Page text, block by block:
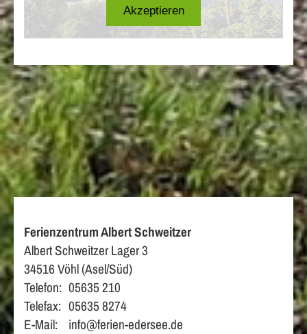
Ferienzentrum Albert Schweitzer
Albert Schweitzer Lager 3
34516 Vöhl (Asel/Süd)
Telefon: 05635 210
Telefax: 05635 8274
E-Mail:
info@ferien-edersee.de